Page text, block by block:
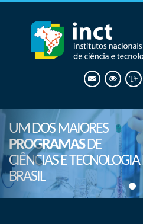
UM DOS MAIORES
PROGRAMASDE
CIÊNCIAS E
BRASIL